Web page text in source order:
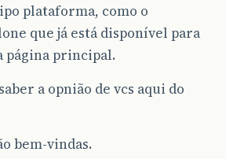
plataforma, como o
que já está disponível para
página principal.
a opnião de vcs aqui do
bem-vindas.